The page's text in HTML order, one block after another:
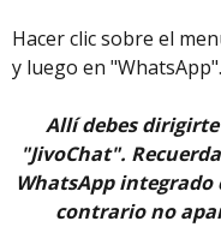
Hacer clic sobre el
y luego en "WhatsApp".
Allí debes
"JivoChat".
WhatsApp integrado
contrario no